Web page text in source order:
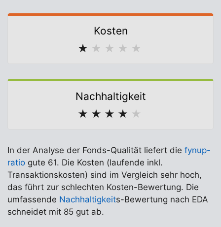
Kosten
★ ★ ★ ★ ★
Nachhaltigkeit
★ ★ ★ ★ ★
In der Analyse der Fonds-Qualität liefert die fynup-
ratio gute 61. Die Kosten (laufende inkl.
Transaktionskosten) sind im Vergleich sehr hoch,
das führt zur schlechten Kosten-Bewertung. Die
umfassende Nachhaltigkeits-Bewertung nach EDA
schneidet mit 85 gut ab.